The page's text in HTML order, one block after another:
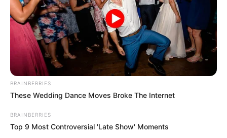
BRAINBERRIES
These Wedding Dance Moves Broke The Internet
BRAINBERRIES
Top 9 Most Controversial 'Late Show' Moments